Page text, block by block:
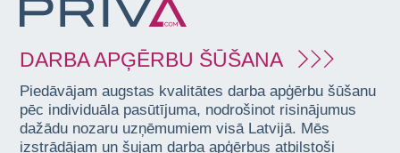
DARBA APĢĒRBU ŠŪŠANA
Piedāvājam augstas kvalitātes darba apģērbu šūšanu
pēc individuāla pasūtījuma, nodrošinot risinājumus
dažādu nozaru uzņēmumiem visā Latvijā. Mēs
izstrādājam un šujam darba apģērbus atbilstoši